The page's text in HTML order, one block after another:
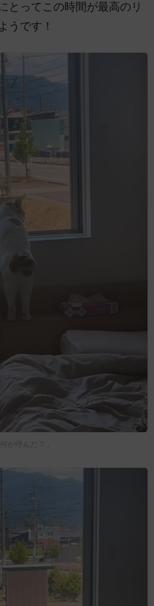
とってこの時間が最高のリ
うです！
何か呼んだ？」